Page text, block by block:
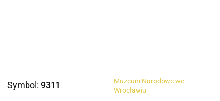
Symbol: 9311
Muzeum Narodowe we
Wrocławiu